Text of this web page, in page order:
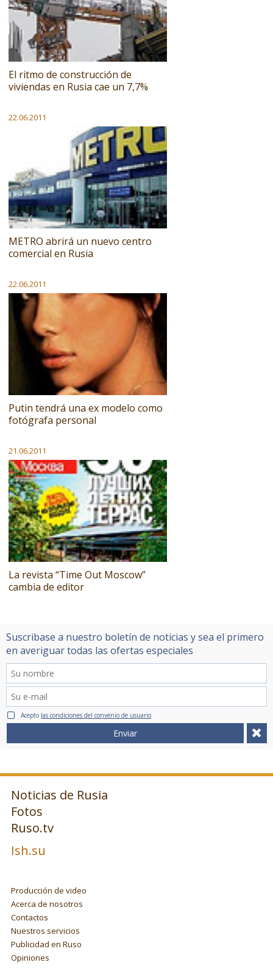
El ritmo de construcción de
viviendas en Rusia cae un 7,7%
22.06.2011
METRO abrirá un nuevo centro
comercial en Rusia
22.06.2011
Putin tendrá una ex modelo como
fotógrafa personal
21.06.2011
La revista “Time Out Moscow”
cambia de editor
Suscribase a nuestro boletín de noticias y sea el primero
en averiguar todas las ofertas especiales
Acepto las condiciones del convenio de usuario
Enviar
Noticias de Rusia
Fotos
Ruso.tv
Ish.su
Producción de video
Acerca de nosotros
Contactos
Nuestros servicios
Publicidad en Ruso
Opiniones